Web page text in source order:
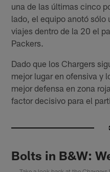
una de las últimas cinco
lado, el equipo anotó
viajes dentro de la 20 el
Packers.
Dado que los Chargers
mejor lugar en ofensiva y
mejor defensa en zona
factor decisivo para el
Bolts in B&W: